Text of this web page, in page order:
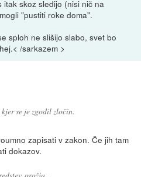
skoz sledijo (nisi nič na
"pustiti roke doma".
sploh ne slišijo slabo, svet bo
/sarkazem >
se je zgodil zločin.
zapisati v zakon. Če jih tam
dokazov.